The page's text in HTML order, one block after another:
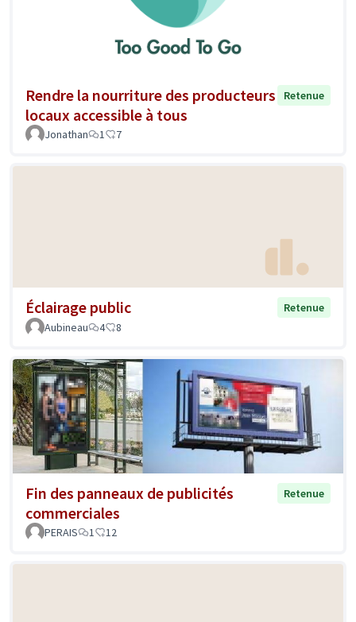
Rendre la nourriture des producteurs
locaux accessible à tous
Retenue
Jonathan 1 7
Éclairage public
Retenue
Aubineau
4 8
Fin des panneaux de publicités
commerciales
Retenue
PERAIS 1 12